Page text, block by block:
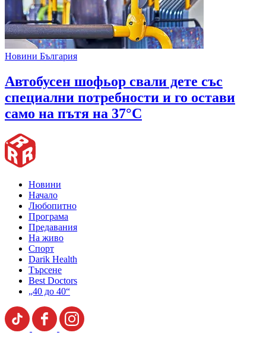
Новини България
Автобусен шофьор свали дете със
специални потребности и го остави
само на пътя на 37°C
Новини
Начало
Любопитно
Програма
Предавания
На живо
Спорт
Darik Health
Търсене
Best Doctors
„40 до 40“